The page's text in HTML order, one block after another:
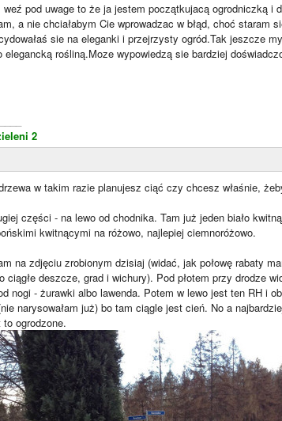
pod uwage to że ja jestem początkujacą ogrodniczką
a nie chciałabym Cie wprowadzac w błąd, choć
sie na eleganki i przejrzysty ogród.Tak jeszcze
elegancką rośliną.Moze wypowiedzą sie bardziej
2
w takim razie planujesz ciąć czy chcesz właśnie,
części - na lewo od chodnika. Tam już jeden biało
kwitnącymi na różowo, najlepiej ciemnoróżowo.
na zdjęciu zrobionym dzisiaj (widać, jak połowę rabaty
ciągłe deszcze, grad i wichury). Pod płotem przy drodze
nogi - żurawki albo lawenda. Potem w lewo jest ten RH i
narysowałam już) bo tam ciągle jest cień. No a
ogrodzone.